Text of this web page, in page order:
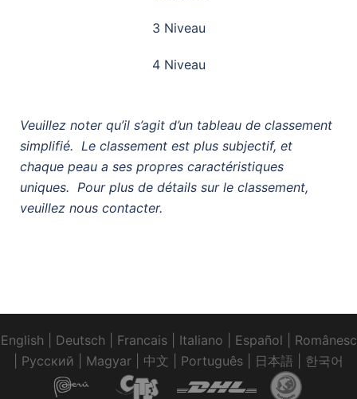
3 Niveau
4 Niveau
Veuillez noter qu’il s’agit d’un tableau de classement
simplifié. Le classement est plus subjectif, et
chaque peau a ses propres caractéristiques
uniques. Pour plus de détails sur le classement,
veuillez nous contacter.
English Deutsch Francais| Italiano Español
Românesc
Pусский Magyar 中文 Português 日本語 한국어